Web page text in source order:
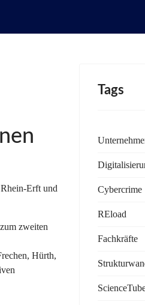
Erft und
zweiten
Hürth,
Tags
Cybercrime
REload
Fachkräfte